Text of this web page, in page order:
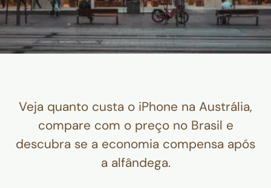
Veja quanto custa o iPhone na Austrália,
compare com o preço no Brasil e
descubra se a economia compensa após
a alfândega.